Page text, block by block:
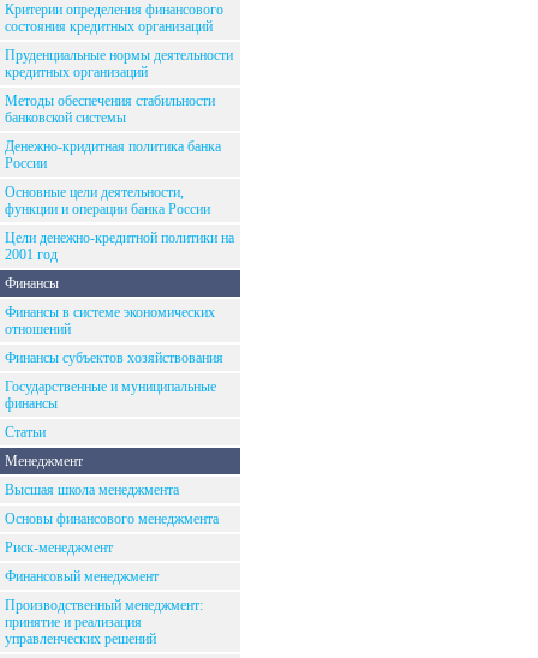
Критерии определения финансового
состояния кредитных организаций
Пруденциальные нормы деятельности
кредитных организаций
Методы обеспечения стабильности
банковской системы
Денежно-кридитная политика банка
России
Основные цели деятельности,
функции и операции банка России
Цели денежно-кредитной политики на
2001 год
Финансы
Финансы в системе экономических
отношений
Финансы субъектов хозяйствования
Государственные и муниципальные
финансы
Статьи
Менеджмент
Высшая школа менеджмента
Основы финансового менеджмента
Риск-менеджмент
Финансовый менеджмент
Производственный менеджмент:
принятие и реализация
управленческих решений